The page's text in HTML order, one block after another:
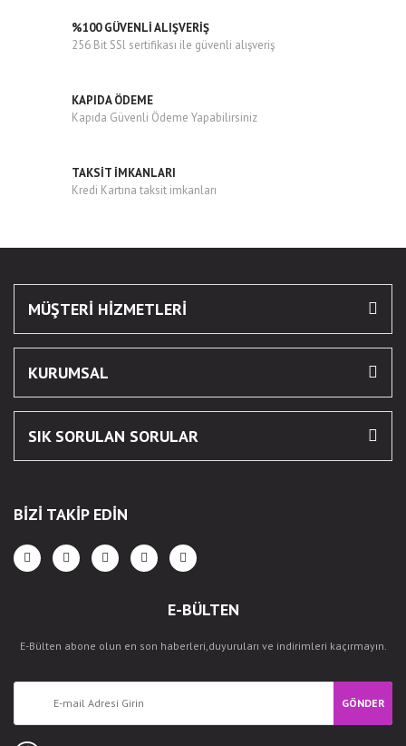
%100 GÜVENLİ ALIŞVERİŞ
256 Bit SSl sertifikası ile güvenli alışveriş
KAPIDA ÖDEME
Kapıda Güvenli Ödeme Yapabilirsiniz
TAKSİT İMKANLARI
Kredi Kartına taksit imkanları
MÜŞTERİ HİZMETLERİ
KURUMSAL
SIK SORULAN SORULAR
BİZİ TAKİP EDİN
E-BÜLTEN
E-Bülten abone olun en son haberleri,duyuruları ve indirimleri kaçırmayın.
GÖNDER